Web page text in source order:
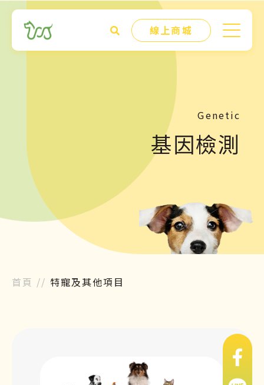
線上商城
Genetic
基因檢測
首頁 // 特寵及其他項目